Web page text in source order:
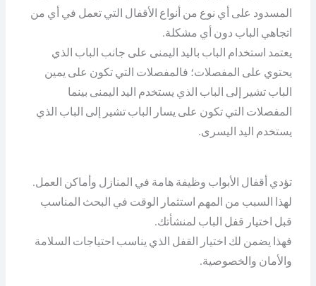
المسدود على أي نوع من أنواع الأقفال التي تعمل في أي من
اتجاهي الباب دون أي مشكلة.
يعتمد استخدام الباب باليد اليمنى على جانب الباب الذي
يحتوي على المفصلات؛ فالمفصلات التي تكون على يمين
الباب تشير إلى الباب الذي يستخدم اليد اليمنى بينما
المفصلات التي تكون على يسار الباب تشير إلى الباب الذي
يستخدم اليد اليسرى.
تؤدي أقفال الأبواب وظيفة هامة في المنازل وأماكن العمل.
لهذا السبب من المهم استثمار الوقت في البحث المناسب
قبل اختيار قفل الباب لمنشأتك.
فهذا يضمن لك اختيار القفل الذي يناسب احتياجات السلامة
والأمان والخصوصية.